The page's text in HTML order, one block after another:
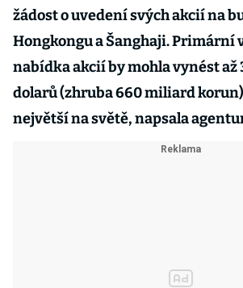
žádost o uvedení svých akcií na
Hongkongu a Šanghaji. Primární
nabídka akcií by mohla vynést
dolarů (zhruba 660 miliard
největší na světě, napsala